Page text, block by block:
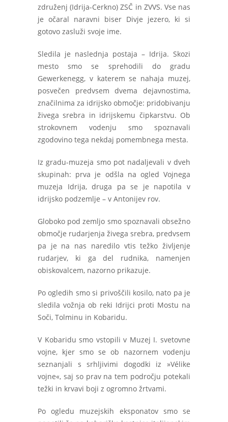
združenj (Idrija-Cerkno) ZSČ in ZVVS. Vse nas
je očaral naravni biser Divje jezero, ki si
gotovo zasluži svoje ime.
Sledila je naslednja postaja – Idrija. Skozi
mesto smo se sprehodili do gradu
Gewerkenegg, v katerem se nahaja muzej,
posvečen predvsem dvema dejavnostima,
značilnima za idrijsko območje: pridobivanju
živega srebra in idrijskemu čipkarstvu. Ob
strokovnem vodenju smo spoznavali
zgodovino tega nekdaj pomembnega mesta.
Iz gradu-muzeja smo pot nadaljevali v dveh
skupinah: prva je odšla na ogled Vojnega
muzeja Idrija, druga pa se je napotila v
idrijsko podzemlje – v Antonijev rov.
Globoko pod zemljo smo spoznavali obsežno
območje rudarjenja živega srebra, predvsem
pa je na nas naredilo vtis težko življenje
rudarjev, ki ga del rudnika, namenjen
obiskovalcem, nazorno prikazuje.
Po ogledih smo si privoščili kosilo, nato pa je
sledila vožnja ob reki Idrijci proti Mostu na
Soči, Tolminu in Kobaridu.
V Kobaridu smo vstopili v Muzej I. svetovne
vojne, kjer smo se ob nazornem vodenju
seznanjali s srhljivimi dogodki iz »Vélike
vojne«, saj so prav na tem področju potekali
težki in krvavi boji z ogromno žrtvami.
Po ogledu muzejskih eksponatov smo se